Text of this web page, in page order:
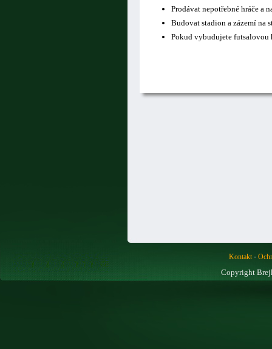
Prodávat nepotřebné hráče a
Budovat stadion a zázemí na
Pokud vybudujete futsalovou
Kontakt-
Copyright